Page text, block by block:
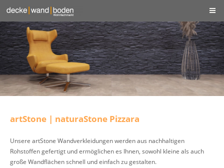
artStone | naturaStone Pizzara
Unsere artStone Wandverkleidungen werden aus nachhaltigen
Rohstoffen gefertigt und ermöglichen es Ihnen, sowohl kleine als auch
große Wandflächen schnell und einfach zu gestalten.